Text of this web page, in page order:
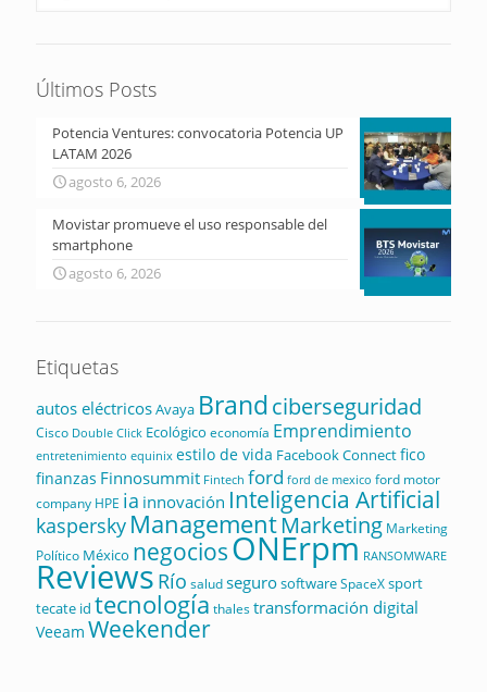
Últimos Posts
Potencia Ventures: convocatoria Potencia UP
LATAM 2026
agosto 6, 2026
Movistar promueve el uso responsable del
smartphone
agosto 6, 2026
Etiquetas
autos eléctricosAvaya Brandciberseguridad
Cisco Double Click Ecológico economía Emprendimiento
entretenimiento equinix estilo de vida Facebook Connectfico
finanzas Finnosummit Fintech ford ford de mexico ford motor
company HPE ia innovación Inteligencia Artificial
kaspersky ManagementMarketing Marketing
Político México negociosONErpm RANSOMWARE
Reviews Río saludsegurosoftwareSpaceXsport
tecate id tecnología thalestransformación digital
Veeam Weekender